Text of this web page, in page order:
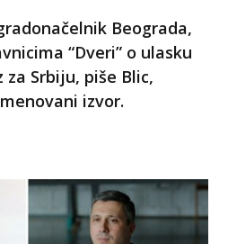
Beograda,
“Dveri” o ulasku
Srbiju, piše Blic,
izvor.